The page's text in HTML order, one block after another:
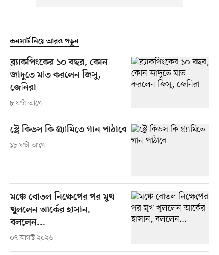
কনসার্ট নিয়ে আরও পড়ুন
ব্ল্যাকপিংকের ১০ বছর, কোন
জাদুতে মাত করলেন জিসু,
জেনিরা
৮ ঘণ্টা আগে
স্ট্রে কিডস কি গ্র্যামিতে গান পাঠাবে
১৮ ঘণ্টা আগে
মঞ্চে বোতল নিক্ষেপের পর মুখ
খুললেন আর্কের হাসান,
বললেন...
০৭ আগস্ট ২০২৬